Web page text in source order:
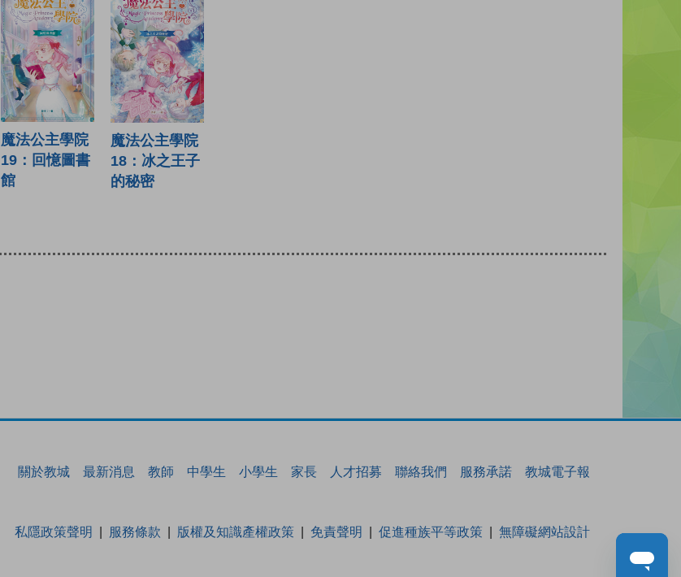
魔法公主學院
19：回憶圖書
館
魔法公主學院
18：冰之王子
的秘密
關於教城 最新消息 教師 中學生 小學生 家長 人才招募 聯絡我們 服務承諾 教城電子報
私隱政策聲明 服務條款 版權及知識產權政策 免責聲明 促進種族平等政策 無障礙網站設計